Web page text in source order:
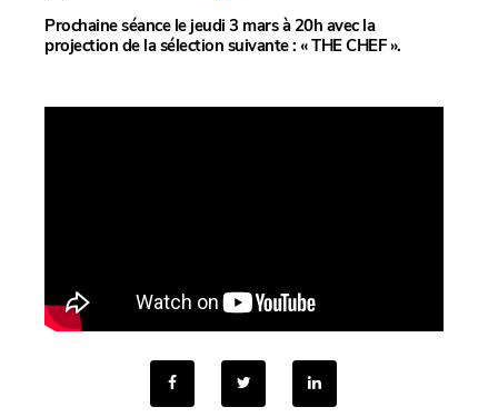
Prochaine séance le jeudi 3 mars à 20h avec la
projection de la sélection suivante : « THE CHEF ».